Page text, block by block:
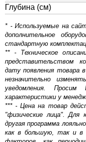
Глубина (см)
* - Используемые на
дополнительное
стандартную
** - Техническое
представительством
дату появления товара
незначительно
уведомления. Просим
характеристики у
*** - Цена на товар
"физические лица". Для
другая программа
как в большую, так и